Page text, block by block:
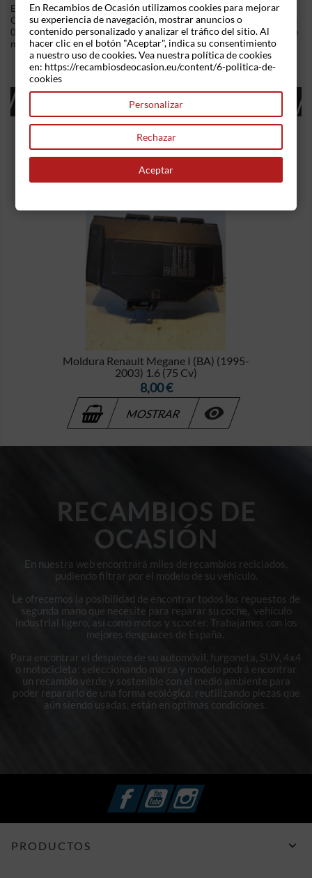
En Recambios de Ocasion disponemos de Airbag Conductor
Citroen Xsara (N1) (1997-2004) 1.6 i (88 cv) .Referencia Interna:
03130923048709 - Ref: A1R0104020E. Ademas, disponemos de
mas recambios, si tiene cualquier duda consultenos.
16 OTROS PRODUCTOS EN LA MISMA
CATEGORÍA:
Moldura Renault Megane I (BA) (1995-
2003) 1.6 (75 Cv)
Precio
8,00 €
MOSTRAR 
RECAMBIOS DE
OCASIÓN
En nuestra web encontrará miles de recambios reciclados,
pudiendo filtrar por el modelo de su vehículo.
Le ofrecemos la posibilidad de encontrar todos los repuestos de
segunda mano que necesite para reparar su coche, vehículo
industrial ligero, así como motos y scooter. Trabajamos con los
mejores desguaces de España.
Para encontrar el despiece de su automóvil, furgoneta, SUV, 4x4
o motocicleta; seleccionando marca y modelo podrá encontrar
un recambio verde y sostenible con el medio ambiente para
poder repararlo de una forma ecológica, reutilizando piezas que
aún siendo usadas, están en optimas condiciones.
FacebookYouTubeInstagram
PRODUCTOS 
En Recambios de Ocasión utilizamos cookies para mejorar
su experiencia de navegación, mostrar anuncios o
contenido personalizado y analizar el tráfico del sitio. Al
hacer clic en el botón "Aceptar", indica su consentimiento
a nuestro uso de cookies. Vea nuestra política de cookies
en: https://recambiosdeocasion.eu/content/6-politica-de-
cookies
Personalizar
Rechazar
Aceptar